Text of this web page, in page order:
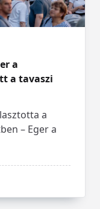
a
a tavaszi
a
– Eger a